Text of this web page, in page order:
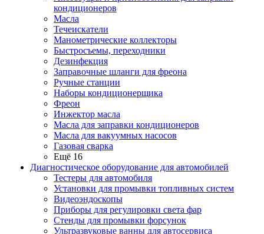
кондиционеров
Масла
Течеискатели
Манометрические коллекторы
Быстросъемы, переходники
Дезинфекция
Заправочные шланги для фреона
Ручные станции
Наборы кондиционерщика
Фреон
Инжектор масла
Масла для заправки кондиционеров
Масла для вакуумных насосов
Газовая сварка
Ещё 16
Диагностическое оборудование для автомобилей
Тестеры для автомобиля
Установки для промывки топливных систем
Видеоэндоскопы
Приборы для регулировки света фар
Стенды для промывки форсунок
Ультразвуковые ванны для автосервиса